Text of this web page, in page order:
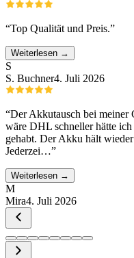
“Top Qualität und Preis.”
Weiterlesen →
S
S. Buchner4. Juli 2026
“Der Akkutausch bei meiner
wäre DHL schneller hätte
gehabt. Der Akku hält
Jederzei…”
Weiterlesen →
M
Mira4. Juli 2026